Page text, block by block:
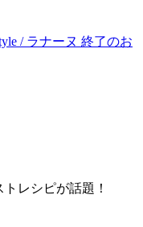
/ ラナーヌ 終了のお
レシピが話題！